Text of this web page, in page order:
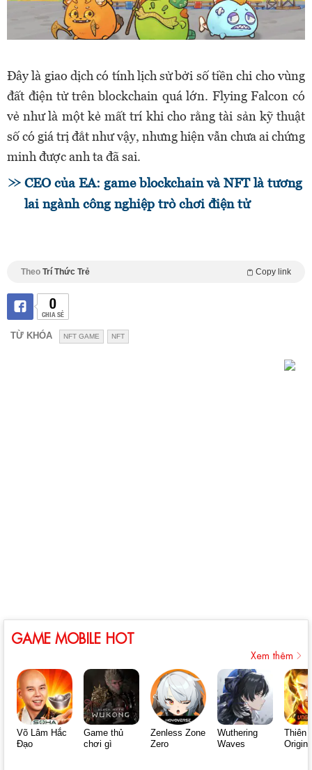
Đây là giao dịch có tính lịch sử bởi số tiền chi cho vùng
đất điện tử trên blockchain quá lớn. Flying Falcon có
vẻ như là một kẻ mất trí khi cho rằng tài sản kỹ thuật
số có giá trị đắt như vậy, nhưng hiện vẫn chưa ai chứng
minh được anh ta đã sai.
CEO của EA: game blockchain và NFT là tương
lai ngành công nghiệp trò chơi điện tử
Theo Trí Thức Trẻ Copy link
0
CHIA SẺ
TỪ KHÓA NFT GAME NFT
GAME MOBILE HOT
Xem thêm
Võ Lâm Hắc
Đạo
Game thủ
chơi gì
Zenless Zone
Zero
Wuthering
Waves
Thiên
Origin